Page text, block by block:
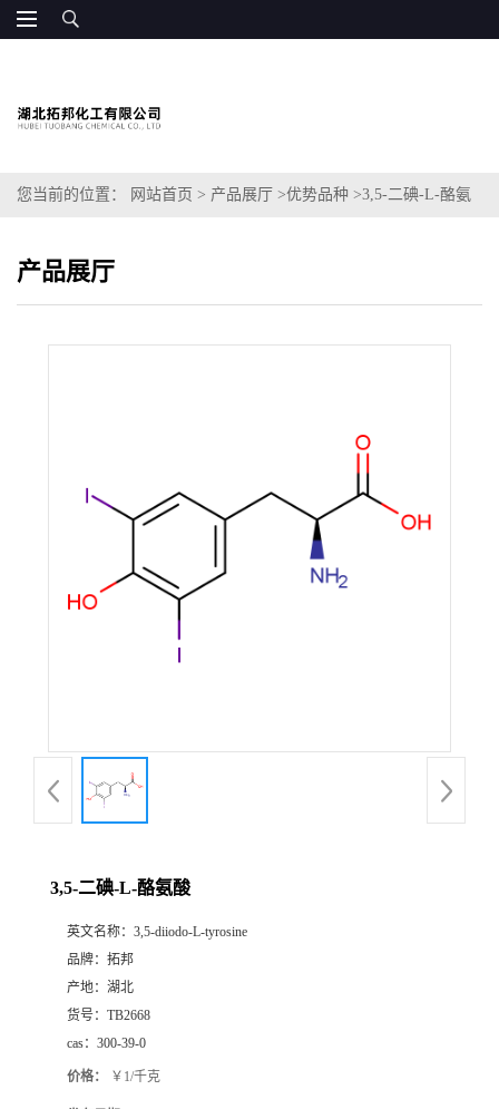
您当前的位置： 网站首页 > 产品展厅 >优势品种 >3,5-二碘-L-酪氨
产品展厅
3,5-二碘-L-酪氨酸
英文名称： 3,5-diiodo-L-tyrosine
品牌： 拓邦
产地： 湖北
货号： TB2668
cas： 300-39-0
价格： ￥1/千克